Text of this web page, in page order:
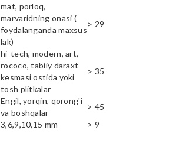
mat, porloq,
marvaridning onasi (
foydalanganda maxsus
lak)
> 29
hi-tech, modern, art,
rococo, tabiiy daraxt
kesmasi ostida yoki
tosh plitkalar
> 35
Engil, yorqin, qorong'i
va boshqalar
> 45
3,6,9,10,15 mm > 9